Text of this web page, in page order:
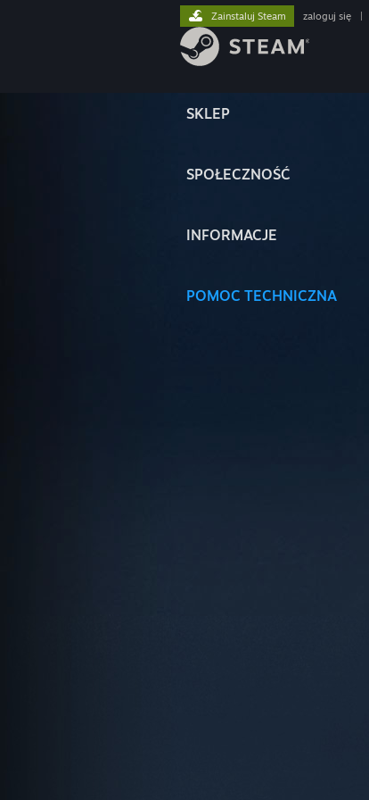
SKLEP
SPOŁECZNOŚĆ
INFORMACJE
POMOC TECHNICZNA
Zainstaluj Steam zaloguj się